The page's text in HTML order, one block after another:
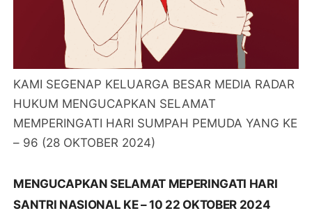
KAMI SEGENAP KELUARGA BESAR MEDIA RADAR
HUKUM MENGUCAPKAN SELAMAT
MEMPERINGATI HARI SUMPAH PEMUDA YANG KE
– 96 (28 OKTOBER 2024)
MENGUCAPKAN SELAMAT MEPERINGATI HARI
SANTRI NASIONAL KE – 10 22 OKTOBER 2024